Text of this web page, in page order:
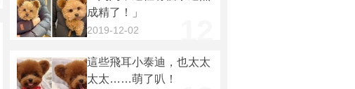
成精了！」
2019-12-02
這些飛耳小泰迪，也太太
太太……萌了叭！